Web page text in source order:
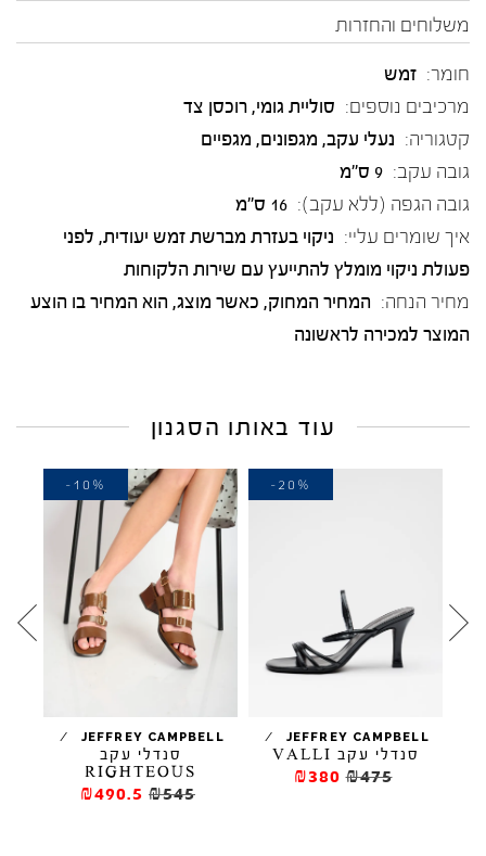
משלוחים והחזרות
חומר: זמש
מרכיבים נוספים: סוליית גומי, רוכסן צד
קטגוריה: נעלי עקב, מגפונים, מגפיים
גובה עקב: 9 ס"מ
גובה הגפה (ללא עקב): 16 ס"מ
איך שומרים עליי: ניקוי בעזרת מברשת זמש יעודית, לפני
פעולת ניקוי מומלץ להתייעץ עם שירות הלקוחות
מחיר הנחה: המחיר המחוק, כאשר מוצג, הוא המחיר בו הוצע
המוצר למכירה לראשונה
עוד באותו הסגנון
JEFFREY CAMPBELL
/
סנדלי עקב VALLI
₪475
₪380
-20%
JEFFREY CAMPBELL
/
סנדלי עקב
RIGHTEOUS
₪545
₪490.5
-10%